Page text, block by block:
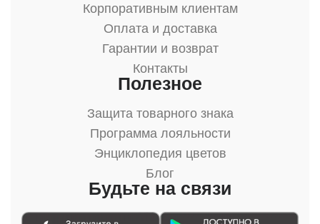
Корпоративным клиентам
Оплата и доставка
Гарантии и возврат
Контакты
Полезное
Защита товарного знака
Программа лояльности
Энциклопедия цветов
Блог
Будьте на связи